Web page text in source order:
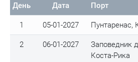
День Дата Порт
1 05-01-2027 Пунтаренас,
2 06-01-2027
Заповедник
Коста-Рика